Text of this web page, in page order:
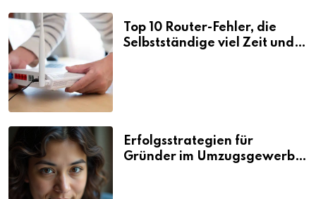
Top 10 Router-Fehler, die
Selbstständige viel Zeit und
Erfolgsstrategien für
Gründer im Umzugsgewerbe